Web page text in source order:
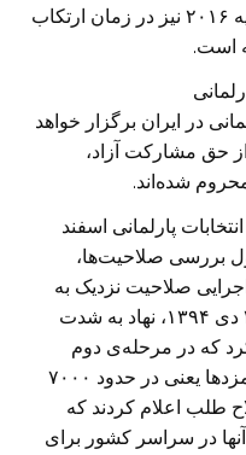
یکی از اشخاصِ اعدام شده در ژانویه ۲۰۱۶ نیز در زمان ارتکاب
پارلمانی در ایران برگزار خواهد
حق مشارکت آزاد،
شده‌اند.
در انتخابات پارلمانی اسفند
اول بررسی صلاحیت‌ها،
صلاحیت نزدیک به
۱۱۰۰۰ نامزد را تایید کردند. روز ۲۶ دی ۱۳۹۴، نهاد به شدت
که در مرحله‌ی دوم
بررسی‌ها، صلاحیت ۵۵ درصد از نامزدها یعنی در حدود ۷۰۰۰
طلب اعلام کردند که
۳۰ تن از ۳۰۰۰ نامزد آنها در سراسر کشور برای